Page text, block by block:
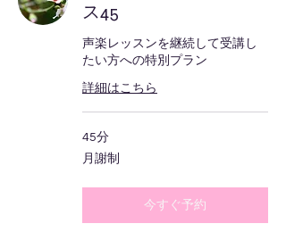
ス45
声楽レッスンを継続して受講し
たい方への特別プラン
詳細はこちら
45分
月
謝
月謝制
今すぐ予約